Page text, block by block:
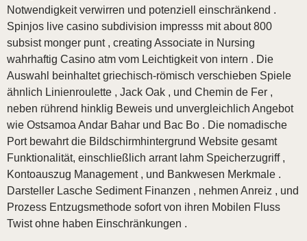
Notwendigkeit verwirren und potenziell einschränkend .
Spinjos live casino subdivision impresss mit about 800
subsist monger punt , creating Associate in Nursing
wahrhaftig Casino atm vom Leichtigkeit von intern . Die
Auswahl beinhaltet griechisch-römisch verschieben Spiele
ähnlich Linienroulette , Jack Oak , und Chemin de Fer ,
neben rührend hinklig Beweis und unvergleichlich Angebot
wie Ostsamoa Andar Bahar und Bac Bo . Die nomadische
Port bewahrt die Bildschirmhintergrund Website gesamt
Funktionalität, einschließlich arrant lahm Speicherzugriff ,
Kontoauszug Management , und Bankwesen Merkmale .
Darsteller Lasche Sediment Finanzen , nehmen Anreiz , und
Prozess Entzugsmethode sofort von ihren Mobilen Fluss
Twist ohne haben Einschränkungen .